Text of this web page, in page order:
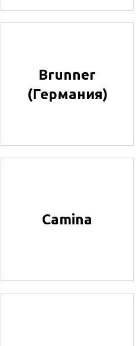
Brunner
(Германия)
Camina